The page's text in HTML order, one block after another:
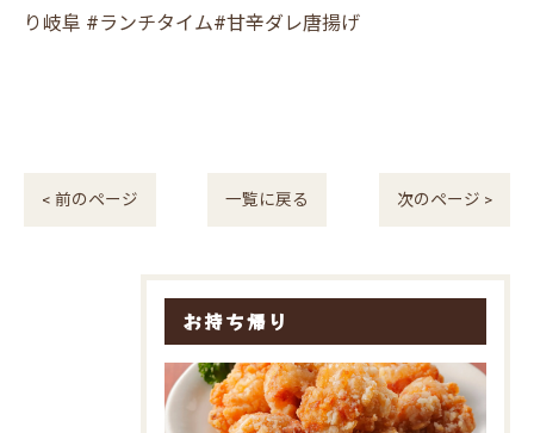
り岐阜 #ランチタイム#甘辛ダレ唐揚げ
< 前のページ 一覧に戻る 次のページ >
お持ち帰り